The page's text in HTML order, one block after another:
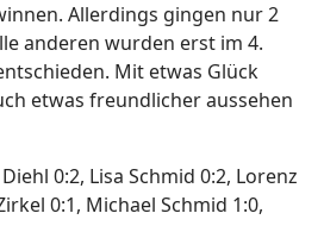
Allerdings gingen nur 2
anderen wurden erst im 4.
Mit etwas Glück
etwas freundlicher aussehen
0:2, Lisa Schmid 0:2, Lorenz
0:1, Michael Schmid 1:0,